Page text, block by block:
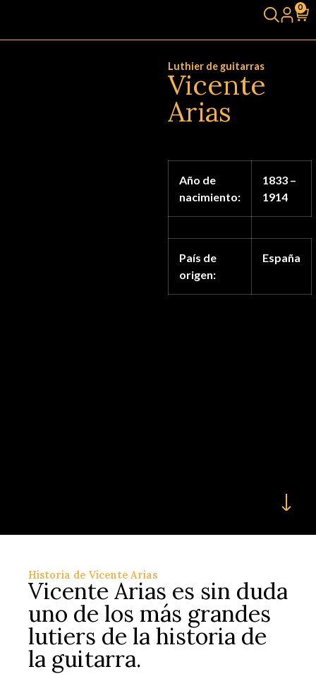
0
Luthier de guitarras
Vicente
Arias
Año de
nacimiento:
1833 –
1914
País de
origen:
España
Historia de Vicente Arias
Vicente Arias es sin duda
uno de los más grandes
lutiers de la historia de
la guitarra.